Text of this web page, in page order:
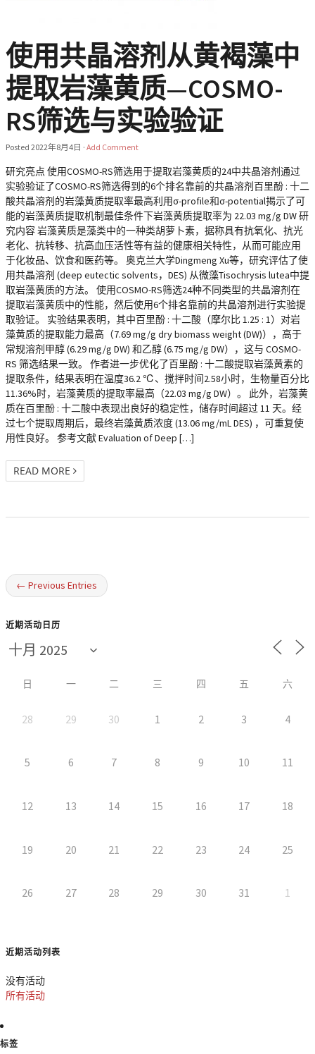
使用共晶溶剂从黄褐藻中
提取岩藻黄质—COSMO-
RS筛选与实验验证
Posted 2022年8月4日 · Add Comment
研究亮点 使用COSMO-RS筛选用于提取岩藻黄质的24中共晶溶剂通过
实验验证了COSMO-RS筛选得到的6个排名靠前的共晶溶剂百里酚 : 十二
酸共晶溶剂的岩藻黄质提取率最高利用σ-profile和σ-potential揭示了可
能的岩藻黄质提取机制最佳条件下岩藻黄质提取率为 22.03 mg/g DW 研
究内容 岩藻黄质是藻类中的一种类胡萝卜素，据称具有抗氧化、抗光
老化、抗转移、抗高血压活性等有益的健康相关特性，从而可能应用
于化妆品、饮食和医药等。 奥克兰大学Dingmeng Xu等，研究评估了使
用共晶溶剂 (deep eutectic solvents，DES) 从微藻Tisochrysis lutea中提
取岩藻黄质的方法。 使用COSMO-RS筛选24种不同类型的共晶溶剂在
提取岩藻黄质中的性能，然后使用6个排名靠前的共晶溶剂进行实验提
取验证。 实验结果表明，其中百里酚 : 十二酸（摩尔比 1.25 : 1）对岩
藻黄质的提取能力最高（7.69 mg/g dry biomass weight (DW)），高于
常规溶剂甲醇 (6.29 mg/g DW) 和乙醇 (6.75 mg/g DW），这与 COSMO-
RS 筛选结果一致。 作者进一步优化了百里酚 : 十二酸提取岩藻黄素的
提取条件，结果表明在温度36.2 ℃、搅拌时间2.58小时，生物量百分比
11.36%时，岩藻黄质的提取率最高（22.03 mg/g DW）。 此外，岩藻黄
质在百里酚 : 十二酸中表现出良好的稳定性，储存时间超过 11 天。经
过七个提取周期后，最终岩藻黄质浓度 (13.06 mg/mL DES) ，可重复使
用性良好。 参考文献 Evaluation of Deep […]
READ MORE
← Previous Entries
近期活动日历
日 一 二 三 四 五 六
28 29 30 1 2 3 4
5 6 7 8 9 10 11
12 13 14 15 16 17 18
19 20 21 22 23 24 25
26 27 28 29 30 31 1
近期活动列表
没有活动
所有活动
标签